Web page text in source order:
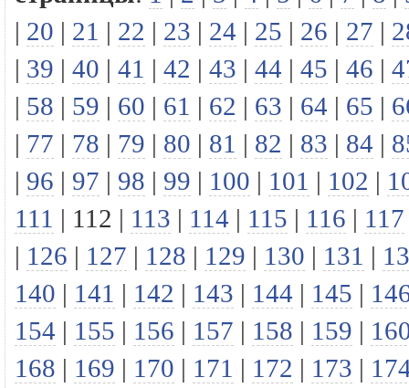
| 20 | 21 | 22 | 23 | 24 | 25 | 26 | 27 |
| 39 | 40 | 41 | 42 | 43 | 44 | 45 | 46 |
| 58 | 59 | 60 | 61 | 62 | 63 | 64 | 65 |
| 77 | 78 | 79 | 80 | 81 | 82 | 83 | 84 |
| 96 | 97 | 98 | 99 | 100 | 101 | 102 |
111 | 112 | 113 | 114 | 115 | 116 | 117
| 126 | 127 | 128 | 129 | 130 | 131 |
140 | 141 | 142 | 143 | 144 | 145 |
154 | 155 | 156 | 157 | 158 | 159 |
168 | 169 | 170 | 171 | 172 | 173 |